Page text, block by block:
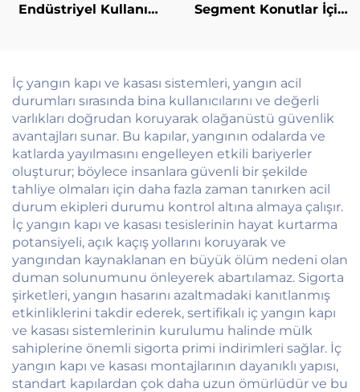
Endüstriyel Kullanım
Yangın Kapısı
Segment Konutlar İçin
Ceviz/Kiraz Ağacı
Desenli Katı Ahşap
Kapı
İç yangın kapı ve kasası sistemleri, yangın acil
durumları sırasında bina kullanıcılarını ve değerli
varlıkları doğrudan koruyarak olağanüstü güvenlik
avantajları sunar. Bu kapılar, yangının odalarda ve
katlarda yayılmasını engelleyen etkili bariyerler
oluşturur; böylece insanlara güvenli bir şekilde
tahliye olmaları için daha fazla zaman tanırken acil
durum ekipleri durumu kontrol altına almaya çalışır.
İç yangın kapı ve kasası tesislerinin hayat kurtarma
potansiyeli, açık kaçış yollarını koruyarak ve
yangından kaynaklanan en büyük ölüm nedeni olan
duman solunumunu önleyerek abartılamaz. Sigorta
şirketleri, yangın hasarını azaltmadaki kanıtlanmış
etkinliklerini takdir ederek, sertifikalı iç yangın kapı
ve kasası sistemlerinin kurulumu halinde mülk
sahiplerine önemli sigorta primi indirimleri sağlar. İç
yangın kapı ve kasası montajlarının dayanıklı yapısı,
standart kapılardan çok daha uzun ömürlüdür ve bu